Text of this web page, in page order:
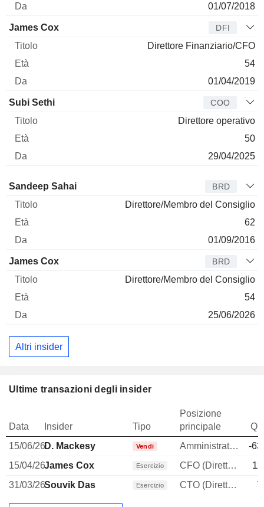
01/07/2018
James Cox DFI
Direttore Finanziario/CFO
54
01/04/2019
Subi Sethi COO
Direttore operativo
50
29/04/2025
Amministratore
Sandeep Sahai BRD
Direttore/Membro del Consiglio
62
01/09/2016
James Cox BRD
Direttore/Membro del Consiglio
54
25/06/2026
Altri insider
Ultime transazioni degli insider
Data Insider Tipo
Posizione
principale
15/06/26D. Mackesy Vendi Amministratore
-
15/04/26James Cox Esercizio CFO (Direttore finanziario)
31/03/26Souvik Das Esercizio CTO (Direttore tecnico)